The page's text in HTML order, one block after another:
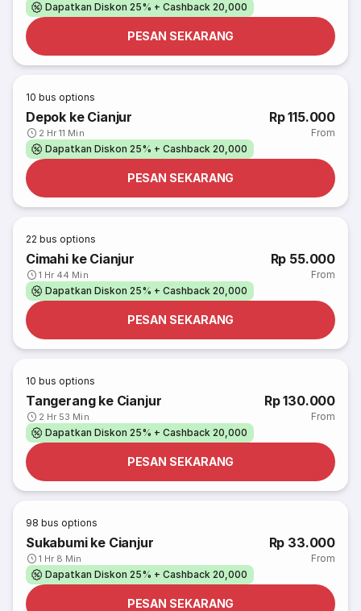
Dapatkan Diskon 25% + Cashback 20,000
PESAN SEKARANG
10 bus options
Depok ke Cianjur
2 Hr 11 Min
Rp 115.000
From
Dapatkan Diskon 25% + Cashback 20,000
PESAN SEKARANG
22 bus options
Cimahi ke Cianjur
1 Hr 44 Min
Rp 55.000
From
Dapatkan Diskon 25% + Cashback 20,000
PESAN SEKARANG
10 bus options
Tangerang ke Cianjur
2 Hr 53 Min
Rp 130.000
From
Dapatkan Diskon 25% + Cashback 20,000
PESAN SEKARANG
98 bus options
Sukabumi ke Cianjur
1 Hr 8 Min
Rp 33.000
From
Dapatkan Diskon 25% + Cashback 20,000
PESAN SEKARANG